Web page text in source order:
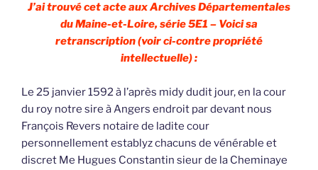
J’ai trouvé cet acte aux Archives Départementales
du Maine-et-Loire, série 5E1 – Voici sa
retranscription (voir ci-contre propriété
intellectuelle) :
Le 25 janvier 1592 à l’après midy dudit jour, en la cour
du roy notre sire à Angers endroit par devant nous
François Revers notaire de ladite cour
personnellement establyz chacuns de vénérable et
discret Me Hugues Constantin sieur de la Cheminaye